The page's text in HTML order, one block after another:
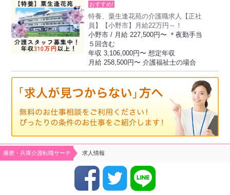
おすすめ!
特養、粟生逢花苑の介護職求人【正社
員】【小野市】月給22万円～！
小野市 / 月給 227,500円〜 ＊夜勤手当
５回含む
年収 3,106,000円〜 想定年収
月給 258,500円〜 介護福祉士の場合
播磨・兵庫介護転職サーチ 求人情報